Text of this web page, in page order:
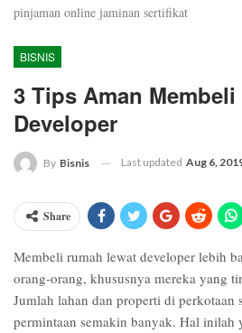
pinjaman online jaminan sertifikat
BISNIS
3 Tips Aman
Developer
By Bisnis Last updated Aug 6,
Share
Membeli rumah lewat developer lebih
orang-orang, khususnya mereka yang
Jumlah lahan dan properti di perkotaan
permintaan semakin banyak. Hal inilah